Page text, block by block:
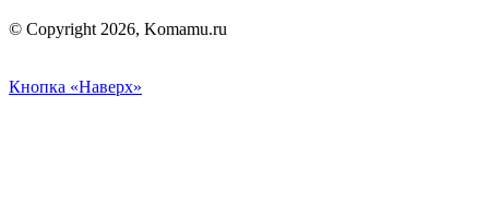
© Copyright 2026, Komamu.ru
Кнопка «Наверх»